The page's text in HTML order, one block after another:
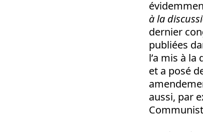
à la
dernier
publiées
l’a mis à
et a posé
aussi, par